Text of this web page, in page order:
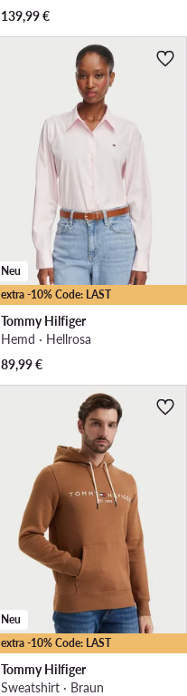
139,99€
extra -10% Code: LAST
Neu
Tommy Hilfiger
Hemd · Hellrosa
89,99€
extra -10% Code: LAST
Neu
Tommy Hilfiger
Sweatshirt · Braun